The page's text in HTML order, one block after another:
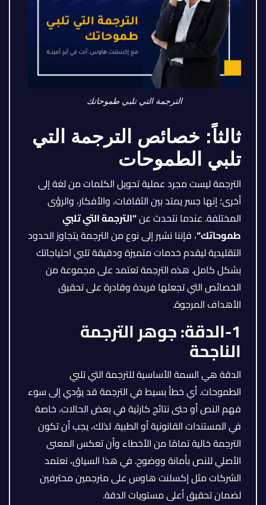
الترجمة التي تلبي طموحاتك
ثالثاً: خصائص الترجمة التي
تلبي الطموحات
الترجمة ليست مجرد عملية تحويل الكلمات من لغة إلى
أخرى؛ إنها جسر يمتد بين الثقافات، والأفكار، والرؤى
المختلفة. عندما نتحدث عن“الترجمة التي تلبي
طموحاتك“، فإننا نشير إلى نوع من الترجمة يتجاوز الحدود
التقليدية ليقدم خدمات متميزة ودقيقة تلبي احتياجاتك
بشكل كامل. هذه الترجمة تعتمد على مجموعة من
الخصائص التي تجعلها فريدة وقادرة على تحقيق
الأهداف المرجوة.
1-الدقة: جوهر الترجمة
الناجحة
الدقة هي السمة الأساسية للترجمة التي تلبي
الطموحات. أي خطأ بسيط في الترجمة قد يؤدي إلى سوء
فهم النص أو حتى نتائج كارثية في بعض الحالات، خاصة
في المستندات القانونية أو الطبية. لذلك، يجب أن تكون
الترجمة خالية تمامًا من الأخطاء وأن تعكس المعنى
الأصلي للنص بأمانة ووضوح. في هذا السياق، تعتمد
الشركات مثل إكسلنت هاوس على مترجمين محترفين
لضمان تحقيق أعلى مستويات الدقة.